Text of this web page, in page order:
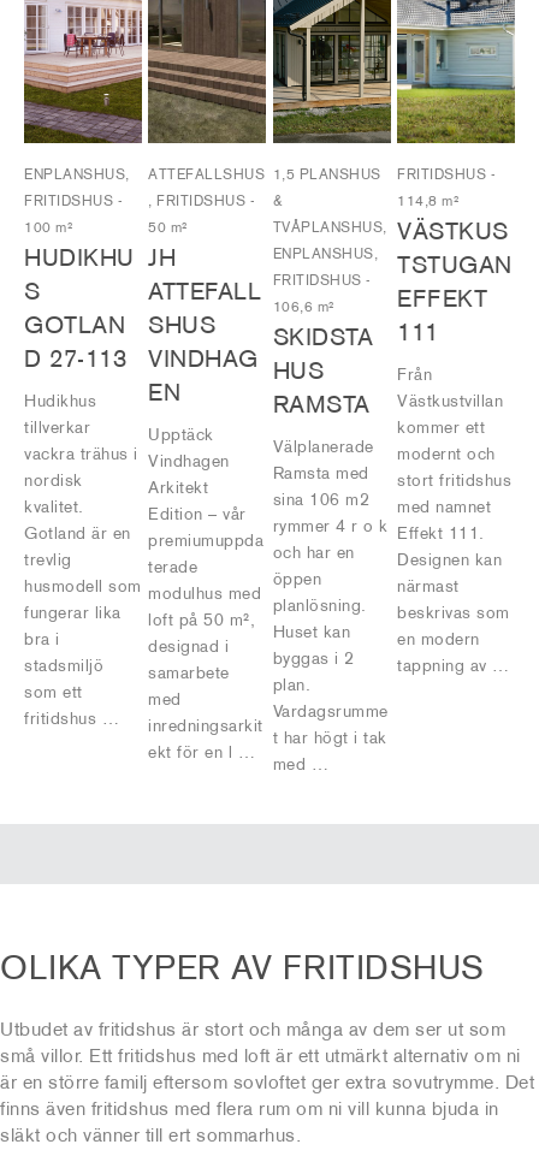
ENPLANSHUS,
FRITIDSHUS -
100 m²
HUDIKHU
S
GOTLAN
D 27-113
Hudikhus
tillverkar
vackra trähus i
nordisk
kvalitet.
Gotland är en
trevlig
husmodell som
fungerar lika
bra i
stadsmiljö
som ett
fritidshus …
ATTEFALLSHUS
, FRITIDSHUS -
50 m²
JH
ATTEFALL
SHUS
VINDHAG
EN
Upptäck
Vindhagen
Arkitekt
Edition – vår
premiumuppda
terade
modulhus med
loft på 50 m²,
designad i
samarbete
med
inredningsarkit
ekt för en l …
1,5 PLANSHUS
&
TVÅPLANSHUS,
ENPLANSHUS,
FRITIDSHUS -
106,6 m²
SKIDSTA
HUS
RAMSTA
Välplanerade
Ramsta med
sina 106 m2
rymmer 4 r o k
och har en
öppen
planlösning.
Huset kan
byggas i 2
plan.
Vardagsrumme
t har högt i tak
med …
FRITIDSHUS -
114,8 m²
VÄSTKUS
TSTUGAN
EFFEKT
111
Från
Västkustvillan
kommer ett
modernt och
stort fritidshus
med namnet
Effekt 111.
Designen kan
närmast
beskrivas som
en modern
tappning av …
OLIKA TYPER AV FRITIDSHUS
Utbudet av fritidshus är stort och många av dem ser ut som
små villor. Ett fritidshus med loft är ett utmärkt alternativ om ni
är en större familj eftersom sovloftet ger extra sovutrymme. Det
finns även fritidshus med flera rum om ni vill kunna bjuda in
släkt och vänner till ert sommarhus.